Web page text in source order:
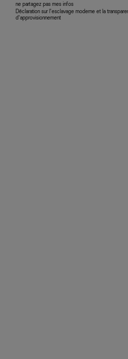
ne partagez pas mes infos
Déclaration sur l’esclavage moderne et la
d’approvisionnement